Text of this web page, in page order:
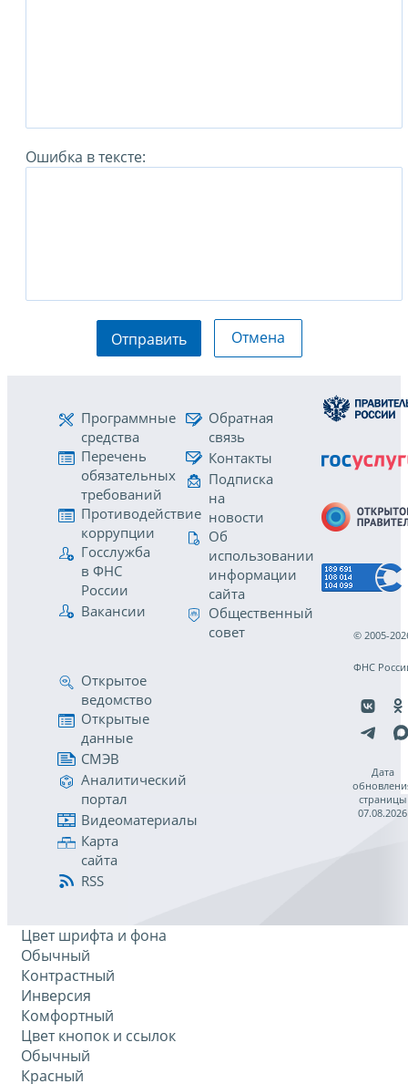
Ошибка в тексте:
Отправить Отмена
Программные
средства
Перечень
обязательных
требований
Противодействие
коррупции
Госслужба
в ФНС
России
Вакансии
Обратная
связь
Контакты
Подписка
на
новости
Об
использовании
информации
сайта
Общественный
совет
Открытое
ведомство
Открытые
данные
СМЭВ
Аналитический
портал
Видеоматериалы
Карта
сайта
RSS
© 2005-
ФНС
Дата
страницы
07.08.2026
Цвет шрифта и фона
Обычный
Контрастный
Инверсия
Комфортный
Цвет кнопок и ссылок
Обычный
Красный